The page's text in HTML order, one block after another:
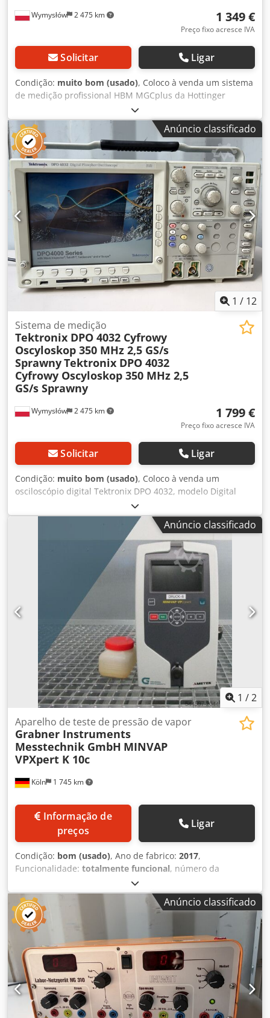
Wymysłów 2 475 km 1 349 €
Preço fixo acresce IVA
Solicitar Ligar
Condição: muito bom (usado), Coloco à venda um sistema
de medição profissional HBM MGCplus da Hottinger
Baldwin Messtechnik (HBM). Trata-se de um amplificador
de medição modular de alta qualidade, utilizado em
laboratórios de investigação, na indústria e em bancadas
de testes para aquisição e análise de sinais de sensores. O
dispositivo está equipado com um painel de controlo com
visor LCD e módulos de medição instalados. O exemplar à
venda provém da desmontagem de uma instalação
industrial. Dados: • Fabricante: HBM – Hottinger Baldwin
Messtechnik • Modelo: MGCplus • Unidade de controlo:
AB22A • Módulos instalados: ML60B BL01 (2 unidades)
AP17 SY03 • Alimentação: 115–230 V CA, 50–60 Hz Dkodpfx
Aaozru Rro Rjr • Consumo máximo de energia: 300 VA
Estado: • Usado. • Estado visual conforme as fotografias –
sinais normais de utilização.
Anúncio classificado
1 / 12
Wymysłów 2 475 km
Sistema de medição
Tektronix DPO 4032 Cyfrowy
Oscyloskop 350 MHz 2,5 GS/s
SprawnyTektronix DPO 4032
Cyfrowy Oscyloskop 350 MHz 2,5
GS/s Sprawny
1 799 €
Preço fixo acresce IVA
Solicitar Ligar
Condição: muito bom (usado), Coloco à venda um
osciloscópio digital Tektronix DPO 4032, modelo Digital
Phosphor Oscilloscope. O equipamento está em perfeito
estado de funcionamento, liga sem problemas e opera
corretamente. Exibe a tela de inicialização e a tela de
medição, conforme comprovam as fotografias anexas. O
estado estético é bom, apresentando sinais normais de
uso decorrentes da sua utilização. Especificações técnicas:
• Fabricante: Tektronix • Modelo: DPO 4032 Dksdpfxozru
Hmo Aa Rer • Tipo: Digital Phosphor Oscilloscope • Largura
de banda: 350 MHz • Taxa de amostragem: até 2,5 GS/s • 2
canais analógicos • Visor LCD a cores • Interfaces: LAN, USB
Host, USB Device, VGA, CompactFlash • Alimentação: 100–
240 V CA, 50–60 Hz Estado: • Totalmente funcional. • O
equipamento liga e opera corretamente. • Vendido sem as
pontas de prova e outros acessórios. • O conjunto inclui
apenas o osciloscópio visível nas fotografias.
Anúncio classificado
1 /2
Köln 1 745 km
Aparelho de teste de pressão de vapor
Grabner Instruments
Messtechnik GmbH MINVAP
VPXpert K 10c
preços
Ligar
Condição: bom (usado), Ano de fabrico: 2017,
Funcionalidade: totalmente funcional, número da
MINVAP VPXpert K 10c
Grabner Instruments Messtechnik GmbH − Tipo: MINVAP
VPXpert K 10c − Ano de fabrico: 2017 − Dados técnicos: >
Intervalo de temperatura medida: 0 a 120°C (programável
pelo usuário) > Estabilidade de temperatura ± 0,01°C >
Perfis de temperatura: única, escalonada ou em rampa >
Faixa de pressão: 0 a 1000 kPa (0 a 145 psi) > Resolução de
pressão: 0,1 kPa > Tolerância de pressão: 0,1 kPa Djdext H
Hhopfx Aa Rekr > Relação vapor-líquido: 0,02/1 a 100/1,
ajustável por método selecionado > Requisito de energia:
90-264 V AC, 45-63Hz, 200W (alimentação CA) > Aplicação
Anúncio classificado